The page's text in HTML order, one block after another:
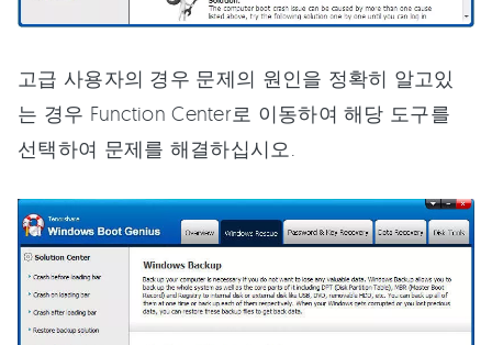
고급 사용자의 경우 문제의 원인을 정확히 알고있
는 경우 Function Center로 이동하여 해당 도구를
선택하여 문제를 해결하십시오.